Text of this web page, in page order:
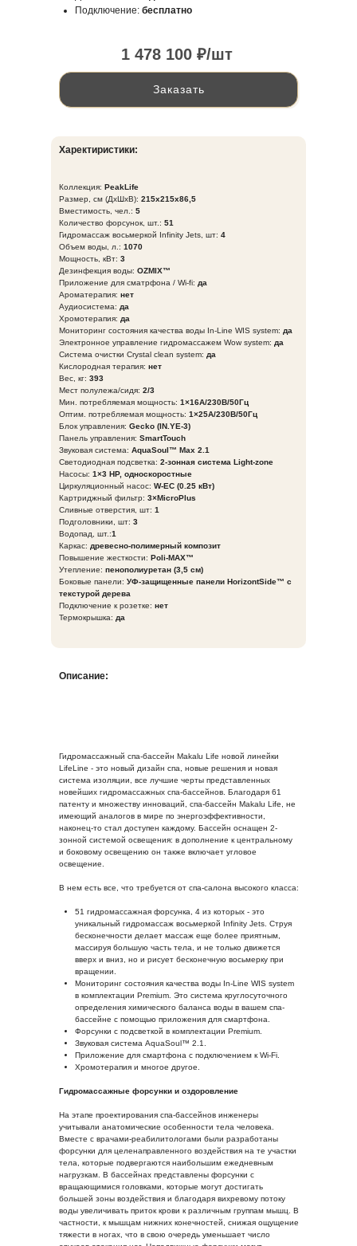
Коллекция: PeakLife
Размер, см (ДхШхВ): 215х215х86,5
Вместимость, чел.: 5
Количество форсунок, шт.: 51
Гидромассаж восьмеркой Infinity Jets, шт: 4
Объем воды, л.: 1070
Мощность, кВт: 3
Дезинфекция воды: OZMIX™
Приложение для сматрфона / Wi-fi: да
Ароматерапия: нет
Аудиосистема: да
Хромотерапия: да
Мониторинг состояния качества воды In-Line WIS system: да
Электронное управление гидромассажем Wow system: да
Система очистки Crystal clean system: да
Кислородная терапия: нет
Вес, кг: 393
Мест полулежа/сидя: 2/3
Мин. потребляемая мощность: 1×16A/230В/50Гц
Оптим. потребляемая мощность: 1×25A/230В/50Гц
Блок управления: Gecko (IN.YE-3)
Панель управления: SmartTouch
Звуковая система: AquaSoul™ Max 2.1
Светодиодная подсветка: 2-зонная система Light-zone
Насосы: 1×3 HP, односкоростные
Циркуляционный насос: W-EC (0.25 кВт)
Картриджный фильтр: 3×MicroPlus
Сливные отверстия, шт: 1
Подголовники, шт: 3
Водопад, шт.:1
Каркас: древесно-полимерный композит
Повышение жесткости: Poli-MAX™
Утепление: пенополиуретан (3,5 см)
Боковые панели: УФ-защищенные панели HorizontSide™ с
текстурой дерева
Подключение к розетке: нет
Термокрышка: да
Харектиристики:
Заказать
Подключение: бесплатно
1 478 100 ₽/шт
Гидромассажный спа-бассейн Makalu Life новой линейки
LifeLine - это новый дизайн спа, новые решения и новая
система изоляции, все лучшие черты представленных
новейших гидромассажных спа-бассейнов. Благодаря 61
патенту и множеству инноваций, спа-бассейн Makalu Life, не
имеющий аналогов в мире по энергоэффективности,
наконец-то стал доступен каждому. Бассейн оснащен 2-
зонной системой освещения: в дополнение к центральному
и боковому освещению он также включает угловое
освещение.
В нем есть все, что требуется от спа-салона высокого класса:
51 гидромассажная форсунка, 4 из которых - это
уникальный гидромассаж восьмеркой Infinity Jets. Струя
бесконечности делает массаж еще более приятным,
массируя большую часть тела, и не только движется
вверх и вниз, но и рисует бесконечную восьмерку при
вращении.
Мониторинг состояния качества воды In-Line WIS system
в комплектации Premium. Это система круглосуточного
определения химического баланса воды в вашем спа-
бассейне с помощью приложения для смартфона.
Форсунки с подсветкой в комплектации Premium.
Звуковая система AquaSoul™ 2.1.
Приложение для смартфона с подключением к Wi-Fi.
Хромотерапия и многое другое.
Гидромассажные форсунки и оздоровление
На этапе проектирования спа-бассейнов инженеры
учитывали анатомические особенности тела человека.
Вместе с врачами-реабилитологами были разработаны
форсунки для целенаправленного воздействия на те участки
тела, которые подвергаются наибольшим ежедневным
нагрузкам. В бассейнах представлены форсунки с
вращающимися головками, которые могут достигать
большей зоны воздействия и благодаря вихревому потоку
воды увеличивать приток крови к различным группам мышц. В
частности, к мышцам нижних конечностей, снижая ощущение
тяжести в ногах, что в свою очередь уменьшает число
Описание: